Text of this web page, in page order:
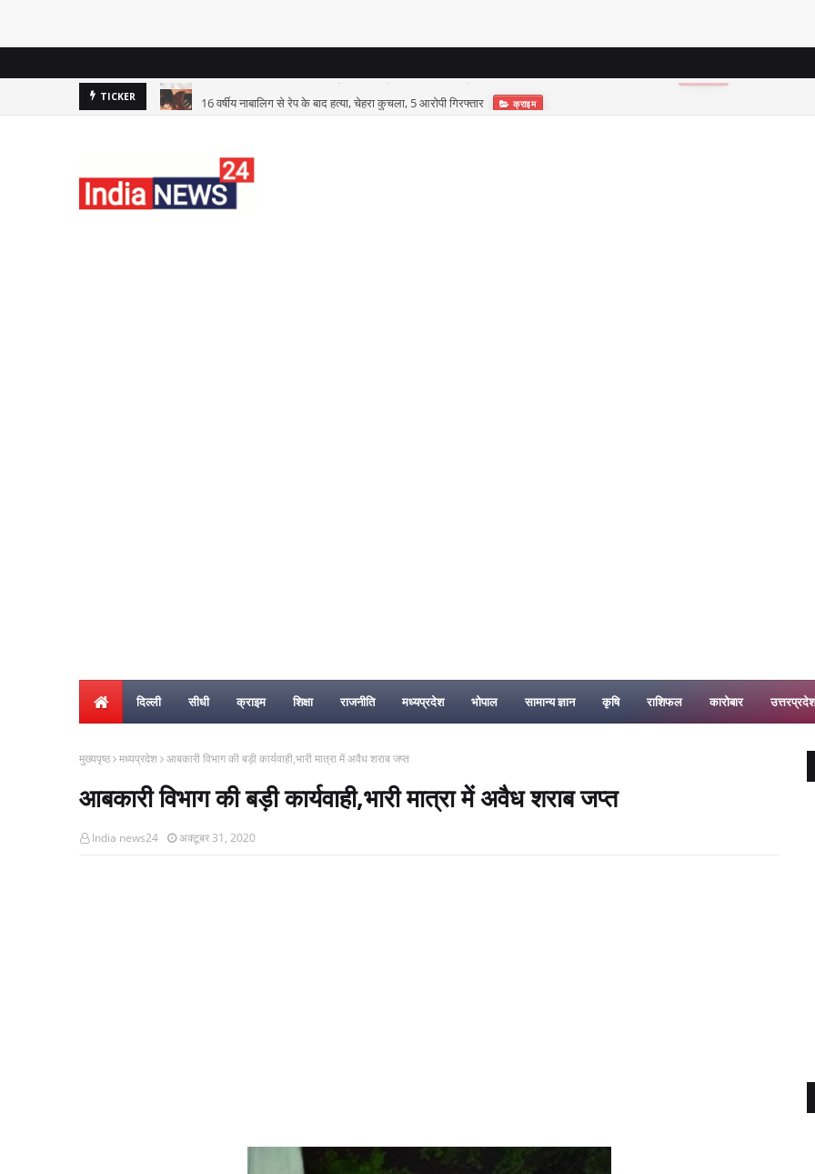
TICKER 16 वर्षीय नाबालिग से रेप के बाद हत्या, चेहरा कुचला, 5 आरोपी गिरफ्तार क्राइम
दिल्ली सीधी क्राइम शिक्षा राजनीति मध्यप्रदेश भोपाल सामान्य ज्ञान कृषि राशिफल कारोबार उत्तरप्रदेश
मुख्यपृष्ठ मध्यप्रदेश आबकारी विभाग की बड़ी कार्यवाही,भारी मात्रा में अवैध शराब जप्त
आबकारी विभाग की बड़ी कार्यवाही,भारी मात्रा में अवैध शराब जप्त
India news24 अक्टूबर 31, 2020